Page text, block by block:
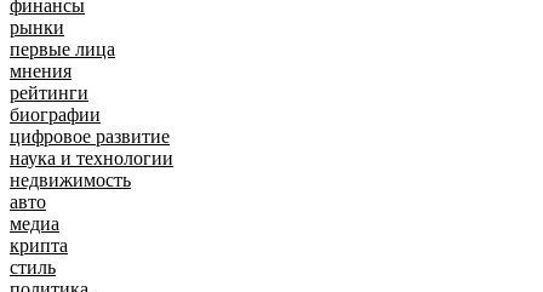
финансы
рынки
первые лица
мнения
рейтинги
биографии
цифровое развитие
наука и технологии
недвижимость
авто
медиа
крипта
стиль